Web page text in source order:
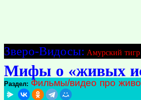
Зверо-Видосы: Амурский
Мифы о «живых
Раздел: Фильмы/видео про